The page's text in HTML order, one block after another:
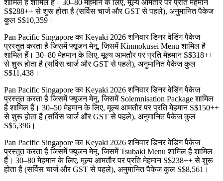
शामिल है शामिल हैं। 30–80 मेहमान के लिए, मूल्य आमतौर पर प्रति मेहमान
S$288++ से शुरू होता है (सर्विस चार्ज और GST से पहले), अनुमानित पैकेज
कुल S$10,359।
Pan Pacific Singapore का Keyaki 2026 शनिवार डिनर वेडिंग पैकेज
प्रस्तुत करता है जिसमें फ्यूजन मेनू, जिसमें Kinmokusei Menu शामिल है
शामिल हैं। 30–80 मेहमान के लिए, मूल्य आमतौर पर प्रति मेहमान S$318++
से शुरू होता है (सर्विस चार्ज और GST से पहले), अनुमानित पैकेज कुल
S$11,438।
Pan Pacific Singapore का Keyaki 2026 शनिवार डिनर वेडिंग पैकेज
प्रस्तुत करता है जिसमें फ्यूजन मेनू, जिसमें Solemnisation Package शामिल
है शामिल हैं। 30–50 मेहमान के लिए, मूल्य आमतौर पर प्रति मेहमान S$150++
से शुरू होता है (सर्विस चार्ज और GST से पहले), अनुमानित पैकेज कुल
S$5,396।
Pan Pacific Singapore का Keyaki 2026 शनिवार डिनर वेडिंग पैकेज
प्रस्तुत करता है जिसमें फ्यूजन मेनू, जिसमें Tsubaki Menu शामिल है शामिल
हैं। 30–80 मेहमान के लिए, मूल्य आमतौर पर प्रति मेहमान S$238++ से शुरू
होता है (सर्विस चार्ज और GST से पहले), अनुमानित पैकेज कुल S$8,561।